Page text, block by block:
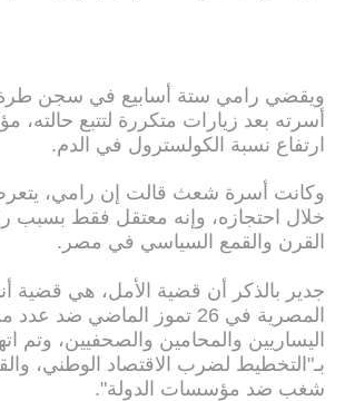
ويقضي رامي ستة أسابيع في سجن
أسرته بعد زيارات متكررة لتتبع حالته،
ارتفاع نسبة الكولسترول في الدم.
وكانت أسرة شعث قالت إن رامي،
خلال احتجازه، وإنه معتقل فقط بسبب
القرن والقمع السياسي في مصر.
جدير بالذكر أن قضية الأمل، هي قضية
المصرية في 26 تموز الماضي ضد
اليساريين والمحامين والصحفيين، وتم
بـ"التخطيط لضرب الاقتصاد الوطني،
شغب ضد مؤسسات الدولة".